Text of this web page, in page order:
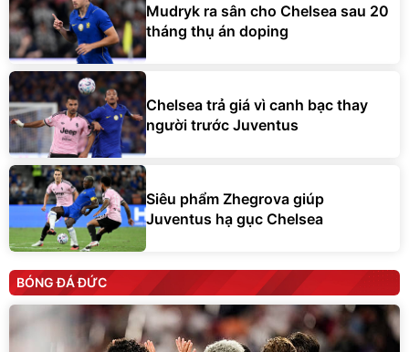
Mudryk ra sân cho Chelsea sau 20
tháng thụ án doping
Chelsea trả giá vì canh bạc thay
người trước Juventus
Siêu phẩm Zhegrova giúp
Juventus hạ gục Chelsea
BÓNG ĐÁ ĐỨC